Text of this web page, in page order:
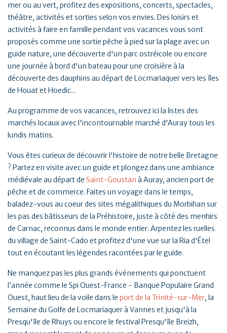
mer ou au vert, profitez des expositions, concerts, spectacles,
théâtre, activités et sorties selon vos envies. Des loisirs et
activités à faire en famille pendant vos vacances vous sont
proposés comme une sortie pêche à pied sur la plage avec un
guide nature, une découverte d'un parc ostréicole ou encore
une journée à bord d'un bateau pour une croisière à la
découverte des dauphins au départ de Locmariaquer vers les îles
de Houat et Hoedic...
Au programme de vos vacances, retrouvez ici la listes des
marchés locaux avec l'incontournable marché d'Auray tous les
lundis matins.
Vous êtes curieux de découvrir l'histoire de notre belle Bretagne
? Partez en visite avec un guide et plongez dans une ambiance
médiévale au départ de Saint-Goustan à Auray, ancien port de
pêche et de commerce. Faites un voyage dans le temps,
baladez-vous au coeur des sites mégalithiques du Morbihan sur
les pas des bâtisseurs de la Préhistoire, juste à côté des menhirs
de Carnac, reconnus dans le monde entier. Arpentez les ruelles
du village de Saint-Cado et profitez d'une vue sur la Ria d'Étel
tout en écoutant les légendes racontées par le guide.
Ne manquez pas les plus grands événements qui ponctuent
l’année comme le Spi Ouest-France - Banque Populaire Grand
Ouest, haut lieu de la voile dans le port de la Trinité-sur-Mer, la
Semaine du Golfe de Locmariaquer à Vannes et jusqu'à la
Presqu'île de Rhuys ou encore le festival Presqu'île Breizh,